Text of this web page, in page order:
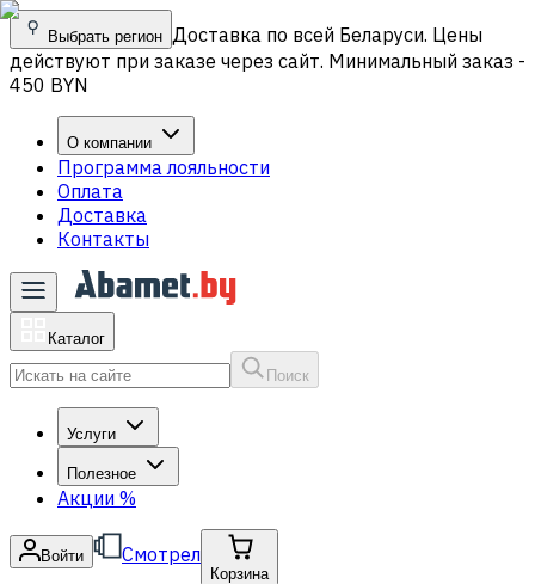
Выбрать регион Доставка по всей Беларуси. Цены
действуют при заказе через сайт. Минимальный заказ -
450 BYN
О компании
Программа лояльности
Оплата
Доставка
Контакты
Каталог
Поиск
Услуги
Полезное
Акции %
Войти Смотрел
Корзина